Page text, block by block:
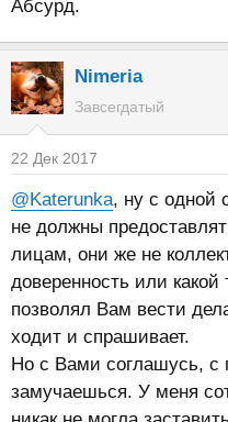
Абсурд.
Nimeria
Завсегдатый
22 Дек 2017
@Katerunka, ну с одной
не должны
лицам, они же не
доверенность или какой
позволял Вам вести
ходит и спрашивает.
Но с Вами соглашусь, с
замучаешься. У меня